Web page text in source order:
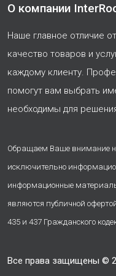
О компании
Наше главное отличие
качество товаров и
каждому клиенту.
помогут вам выбрать
необходимы для
Обращаем Ваше внимание
исключительно
информационные
являются публичной
435 и 437 Гражданского
Все права защищены ©